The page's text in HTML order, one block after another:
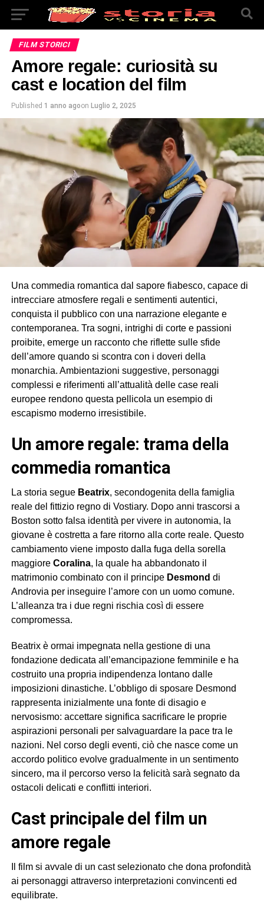
FILM STORICI
Amore regale: curiosità su
cast e location del film
Published 1 anno agoon Luglio 2, 2025
Una commedia romantica dal sapore fiabesco, capace di
intrecciare atmosfere regali e sentimenti autentici,
conquista il pubblico con una narrazione elegante e
contemporanea. Tra sogni, intrighi di corte e passioni
proibite, emerge un racconto che riflette sulle sfide
dell’amore quando si scontra con i doveri della
monarchia. Ambientazioni suggestive, personaggi
complessi e riferimenti all’attualità delle case reali
europee rendono questa pellicola un esempio di
escapismo moderno irresistibile.
un amore regale: trama della
commedia romantica
La storia segue Beatrix, secondogenita della famiglia
reale del fittizio regno di Vostiary. Dopo anni trascorsi a
Boston sotto falsa identità per vivere in autonomia, la
giovane è costretta a fare ritorno alla corte reale. Questo
cambiamento viene imposto dalla fuga della sorella
maggiore Coralina, la quale ha abbandonato il
matrimonio combinato con il principe Desmond di
Androvia per inseguire l’amore con un uomo comune.
L’alleanza tra i due regni rischia così di essere
compromessa.
Beatrix è ormai impegnata nella gestione di una
fondazione dedicata all’emancipazione femminile e ha
costruito una propria indipendenza lontano dalle
imposizioni dinastiche. L’obbligo di sposare Desmond
rappresenta inizialmente una fonte di disagio e
nervosismo: accettare significa sacrificare le proprie
aspirazioni personali per salvaguardare la pace tra le
nazioni. Nel corso degli eventi, ciò che nasce come un
accordo politico evolve gradualmente in un sentimento
sincero, ma il percorso verso la felicità sarà segnato da
ostacoli delicati e conflitti interiori.
cast principale del film un
amore regale
Il film si avvale di un cast selezionato che dona profondità
ai personaggi attraverso interpretazioni convincenti ed
equilibrate.